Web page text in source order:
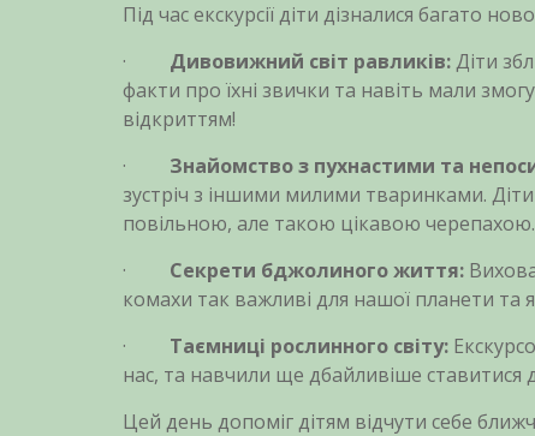
Під час екскурсії діти дізналися багато
· Дивовижний світ равликів:Діти
факти про їхні звички та навіть мали
відкриттям!
· Знайомство з пухнастими та
зустріч з іншими милими тваринками.
повільною, але такою цікавою черепахою.
· Секрети бджолиного життя:
комахи так важливі для нашої планети
· Таємниці рослинного світу:
нас, та навчили ще дбайливіше ставитися
Цей день допоміг дітям відчути себе